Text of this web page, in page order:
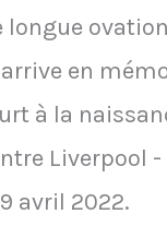
ovation
en
à la
Liverpool
avril 2022.